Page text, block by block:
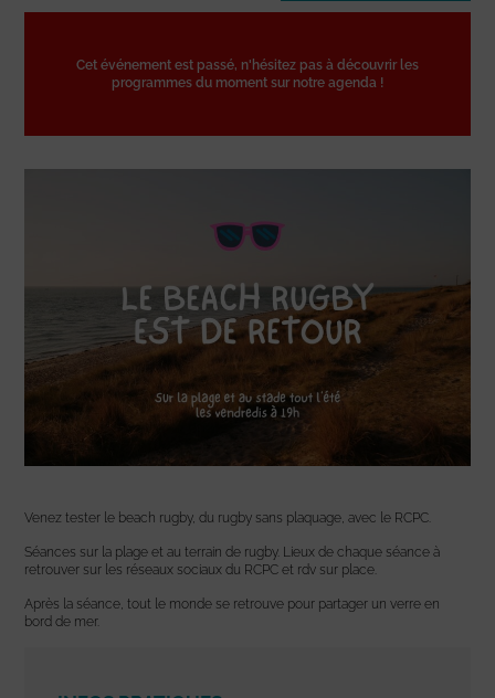
Cet événement est passé, n'hésitez pas à découvrir les
programmes du moment sur notre agenda !
Venez tester le beach rugby, du rugby sans plaquage, avec le RCPC.
Séances sur la plage et au terrain de rugby. Lieux de chaque séance à
retrouver sur les réseaux sociaux du RCPC et rdv sur place.
Après la séance, tout le monde se retrouve pour partager un verre en
bord de mer.